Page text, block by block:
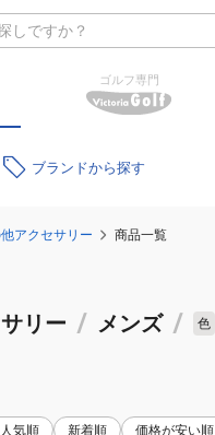
ゴルフ専門
ブランド
アクセサリー 商品一覧
リー / メンズ / 色
人気順 新着順 価格が安い順